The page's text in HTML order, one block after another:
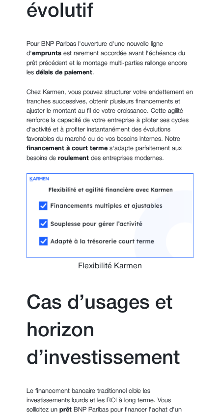
évolutif
Pour BNP Paribas l'ouverture d'une nouvelle ligne
d'emprunts est rarement accordée avant l'échéance du
prêt précédent et le montage multi-parties rallonge encore
les délais de paiement.
Chez Karmen, vous pouvez structurer votre endettement en
tranches successives, obtenir plusieurs financements et
ajuster le montant au fil de votre croissance. Cette agilité
renforce la capacité de votre entreprise à piloter ses cycles
d'activité et à profiter instantanément des évolutions
favorables du marché ou de vos besoins internes. Notre
financement à court terme s'adapte parfaitement aux
besoins de roulement des entreprises modernes.
Flexibilité Karmen
Cas d’usages et
horizon
d’investissement
Le financement bancaire traditionnel cible les
investissements lourds et les ROI à long terme. Vous
sollicitez un prêt BNP Paribas pour financer l'achat d'un